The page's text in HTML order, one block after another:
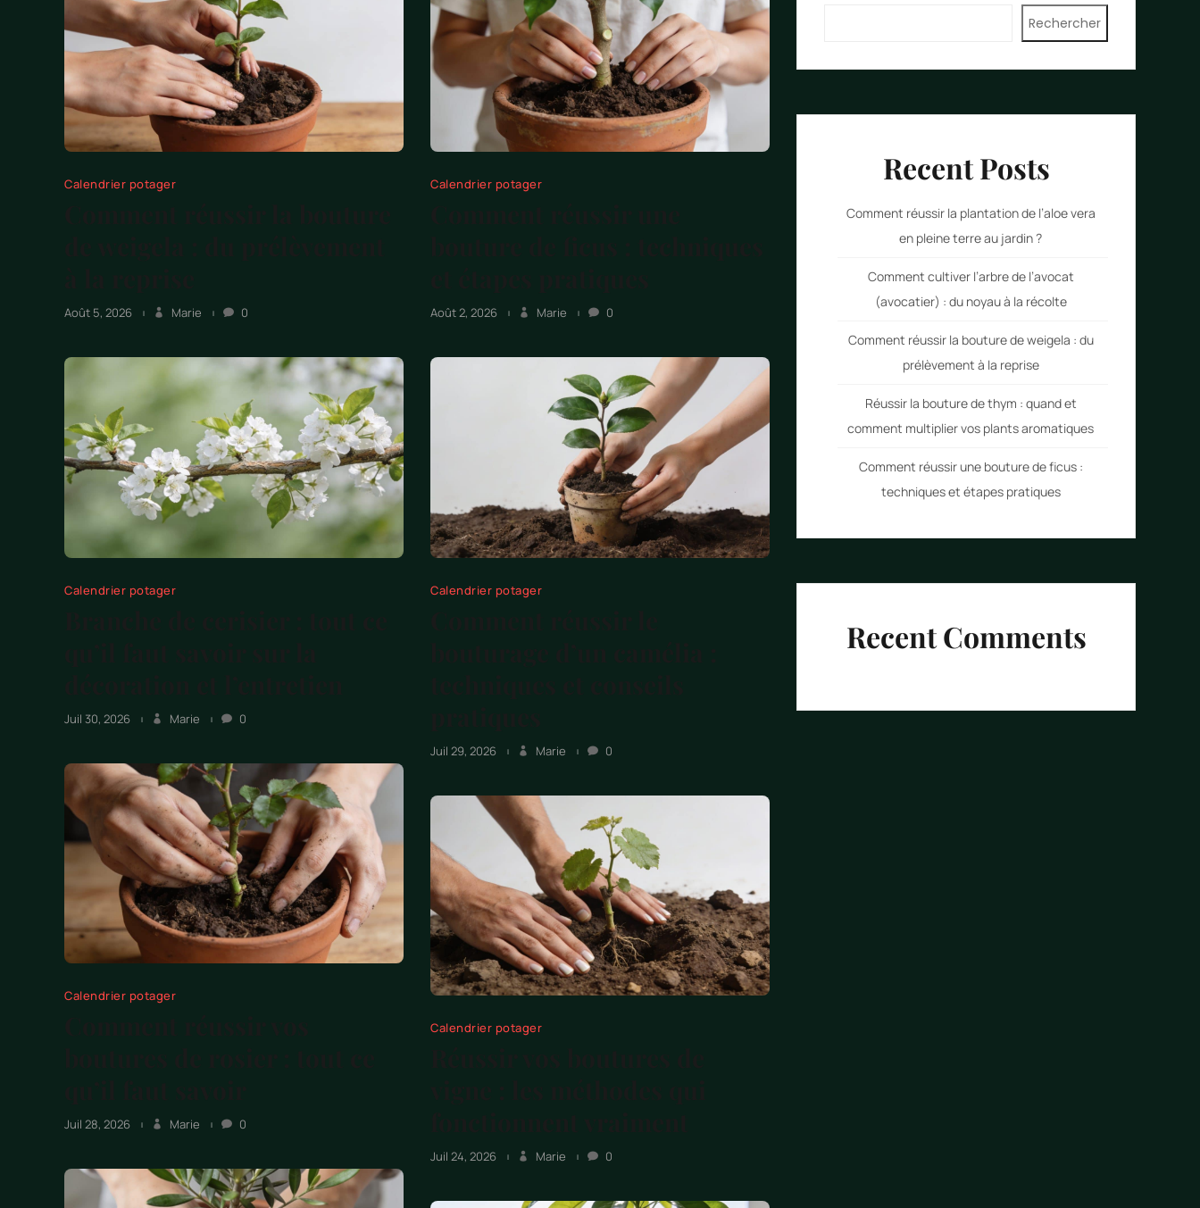
Calendrier potager
Août 5, 2026 Marie 0
Calendrier potager
Août 2, 2026 Marie 0
Calendrier potager
Juil 30, 2026 Marie 0
Calendrier potager
Juil 29, 2026 Marie 0
Calendrier potager
Juil 28, 2026 Marie 0
Calendrier potager
Juil 24, 2026 Marie 0
Rechercher
Recent Posts
Comment réussir la plantation de l’aloe vera
en pleine terre au jardin ?
Comment cultiver l’arbre de l’avocat
(avocatier) : du noyau à la récolte
Comment réussir la bouture de weigela : du
prélèvement à la reprise
Réussir la bouture de thym : quand et
comment multiplier vos plants aromatiques
Comment réussir une bouture de ficus :
techniques et étapes pratiques
Recent Comments